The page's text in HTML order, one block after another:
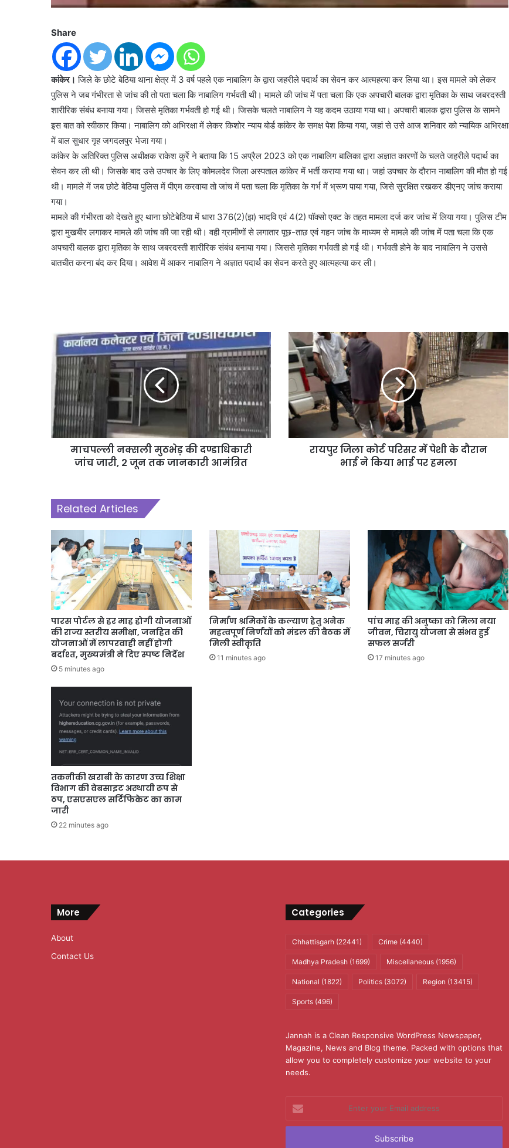
Share
कांकेर। जिले के छोटे बेठिया थाना क्षेत्र में 3 वर्ष पहले एक नाबालिग के द्वारा जहरीले पदार्थ का सेवन कर आत्महत्या कर लिया था। इस मामले को लेकर
पुलिस ने जब गंभीरता से जांच की तो पता चला कि नाबालिग गर्भवती थी। मामले की जांच में पता चला कि एक अपचारी बालक द्वारा मृतिका के साथ जबरदस्ती
शारीरिक संबंध बनाया गया। जिससे मृतिका गर्भवती हो गई थी। जिसके चलते नाबालिग ने यह कदम उठाया गया था। अपचारी बालक द्वारा पुलिस के सामने
इस बात को स्वीकार किया। नाबालिग को अभिरक्षा में लेकर किशोर न्याय बोर्ड कांकेर के समक्ष पेश किया गया, जहां से उसे आज शनिवार को न्यायिक अभिरक्षा
में बाल सुधार गृह जगदलपुर भेजा गया।
कांकेर के अतिरिक्त पुलिस अधीक्षक राकेश कुर्रे ने बताया कि 15 अप्रैल 2023 को एक नाबालिग बालिका द्वारा अज्ञात कारणों के चलते जहरीले पदार्थ का
सेवन कर ली थी। जिसके बाद उसे उपचार के लिए कोमलदेव जिला अस्पताल कांकेर में भर्ती कराया गया था। जहां उपचार के दौरान नाबालिग की मौत हो गई
थी। मामले में जब छोटे बेठिया पुलिस में पीएम करवाया तो जांच में पता चला कि मृतिका के गर्भ में भ्रूण पाया गया, जिसे सुरक्षित रखकर डीएनए जांच कराया
गया।
मामले की गंभीरता को देखते हुए थाना छोटेबेठिया में धारा 376(2)(झ) भादवि एवं 4(2) पॉक्सो एक्ट के तहत मामला दर्ज कर जांच में लिया गया। पुलिस टीम
द्वारा मुखबीर लगाकर मामले की जांच की जा रही थी। वही ग्रामीणों से लगातार पूछ-ताछ एवं गहन जांच के माध्यम से मामले की जांच में पता चला कि एक
अपचारी बालक द्वारा मृतिका के साथ जबरदस्ती शारीरिक संबंध बनाया गया। जिससे मृतिका गर्भवती हो गई थी। गर्भवती होने के बाद नाबालिग ने उससे
बातचीत करना बंद कर दिया। आवेश में आकर नाबालिग ने अज्ञात पदार्थ का सेवन करते हुए आत्महत्या कर ली।
माचपल्ली नक्सली मुठभेड़ की दण्डाधिकारी
जांच जारी, 2 जून तक जानकारी आमंत्रित
रायपुर जिला कोर्ट परिसर में पेशी के दौरान
भाई ने किया भाई पर हमला
Related Articles
पारस पोर्टल से हर माह होगी योजनाओं
की राज्य स्तरीय समीक्षा, जनहित की
योजनाओं में लापरवाही नहीं होगी
बर्दाश्त, मुख्यमंत्री ने दिए स्पष्ट निर्देश
5 minutes ago
निर्माण श्रमिकों के कल्याण हेतु अनेक
महत्वपूर्ण निर्णयों को मंडल की बैठक में
मिली स्वीकृति
11 minutes ago
पांच माह की अनुष्का को मिला नया
जीवन, चिरायु योजना से संभव हुई
सफल सर्जरी
17 minutes ago
तकनीकी खराबी के कारण उच्च शिक्षा
विभाग की वेबसाइट अस्थायी रूप से
ठप, एसएसएल सर्टिफिकेट का काम
जारी
22 minutes ago
More
About
Contact Us
Categories
Chhattisgarh(22441) Crime(4440)
Madhya Pradesh(1699) Miscellaneous(1956)
National (1822) Politics(3072) Region (13415)
Sports(496)
Jannah is a Clean Responsive WordPress Newspaper,
Magazine, News and Blog theme. Packed with options that
allow you to completely customize your website to your
needs.
your
Email